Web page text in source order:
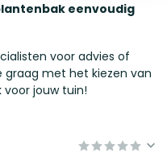
eenvoudig
voor advies of
graag met het kiezen van
voor jouw tuin!